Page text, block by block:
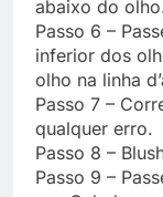
abaixo do
Passo 6 –
inferior dos
olho na linha
Passo 7 –
qualquer erro.
Passo 8 –
Passo 9 –